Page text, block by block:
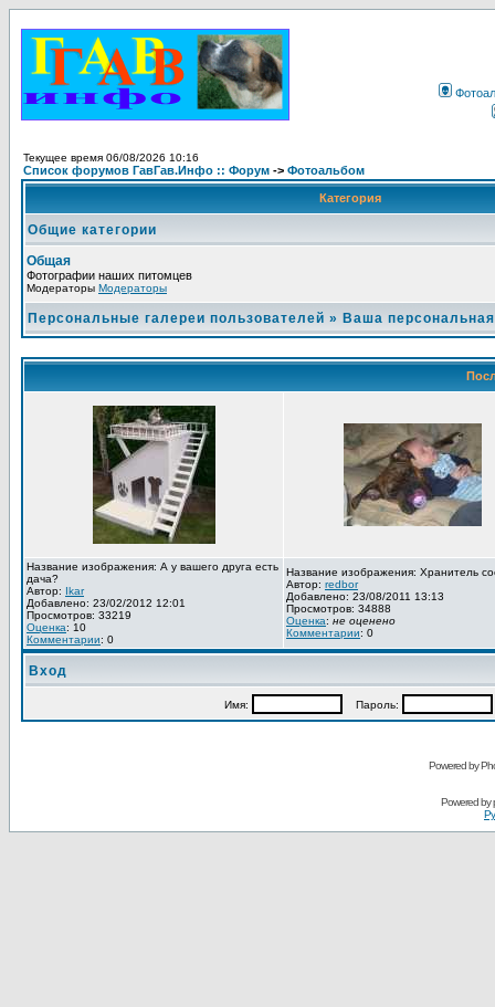
Текущее время 06/08/2026 10:16
Список форумов ГавГав.Инфо :: Форум -> Фотоальбом
Категория
Общие категории
Общая
Фотографии наших питомцев
Модераторы Модераторы
Персональные галереи пользователей » Ваша
Название изображения: А у вашего друга есть
дача?
Автор: Ikar
Добавлено: 23/02/2012 12:01
Просмотров: 33219
Оценка: 10
Комментарии: 0
Название изображения: Хранитель
Автор: redbor
Добавлено: 23/08/2011 13:13
Просмотров: 34888
Оценка: не оценено
Комментарии: 0
Вход
Имя: Пароль:
Powered by
Powered by